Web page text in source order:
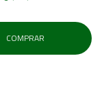
COMPRAR